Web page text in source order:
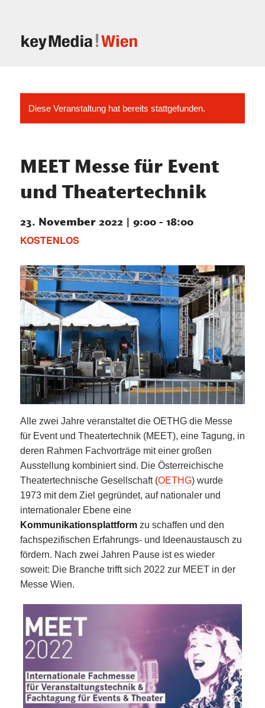
Diese Veranstaltung hat bereits stattgefunden.
MEET Messe für Event
und Theatertechnik
23. November 2022 | 9:00- 18:00
KOSTENLOS
Alle zwei Jahre veranstaltet die OETHG die Messe
für Event und Theatertechnik (MEET), eine Tagung, in
deren Rahmen Fachvorträge mit einer großen
Ausstellung kombiniert sind. Die Österreichische
Theatertechnische Gesellschaft (OETHG) wurde
1973 mit dem Ziel gegründet, auf nationaler und
internationaler Ebene eine
Kommunikationsplattformzu schaffen und den
fachspezifischen Erfahrungs- und Ideenaustausch zu
fördern. Nach zwei Jahren Pause ist es wieder
soweit: Die Branche trifft sich 2022 zur MEET in der
Messe Wien.